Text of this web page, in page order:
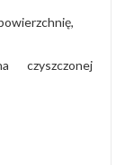
czyszczonej